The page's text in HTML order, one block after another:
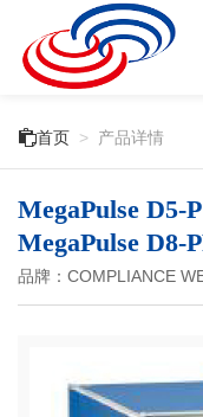
首页 > 产品详情
MegaPulse D5-
MegaPulse D8-
品牌：COMPLIANCE